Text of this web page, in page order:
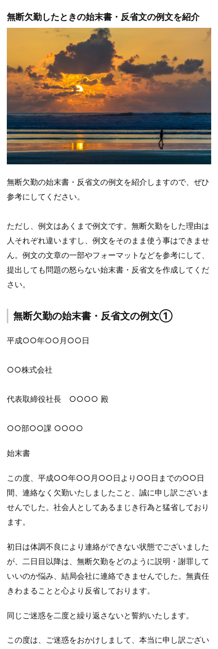
無断欠勤したときの始末書・反省文の例文を紹介
無断欠勤の始末書・反省文の例文を紹介しますので、ぜひ
参考にしてください。
ただし、例文はあくまで例文です。無断欠勤をした理由は
人それぞれ違いますし、例文をそのまま使う事はできませ
ん。例文の文章の一部やフォーマットなどを参考にして、
提出しても問題の怒らない始末書・反省文を作成してくだ
さい。
無断欠勤の始末書・反省文の例文①
平成○○年○○月○○日
○○株式会社
代表取締役社長 ○○○○ 殿
○○部○○課 ○○○○
始末書
この度、平成○○年○○月○○日より○○日までの○○日
間、連絡なく欠勤いたしましたこと、誠に申し訳ございま
せんでした。社会人としてあるまじき行為と猛省しており
ます。
初日は体調不良により連絡ができない状態でございました
が、二日目以降は、無断欠勤をどのように説明・謝罪して
いいのか悩み、結局会社に連絡できませんでした。無責任
きわまることと心より反省しております。
同じご迷惑を二度と繰り返さないと誓約いたします。
この度は、ご迷惑をおかけしまして、本当に申し訳ござい